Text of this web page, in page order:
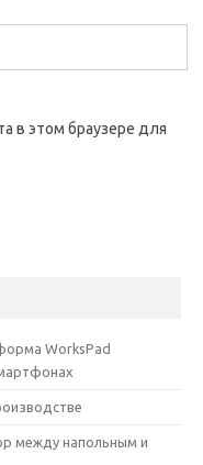
в этом браузере для
WorksPad
между напольным и